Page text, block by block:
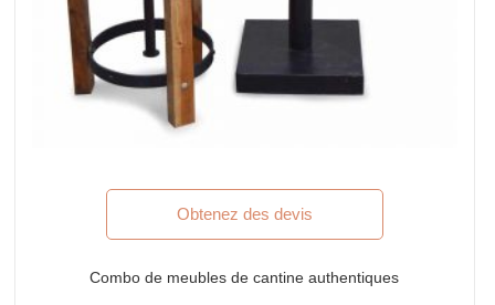
Obtenez des devis
Combo de meubles de cantine authentiques